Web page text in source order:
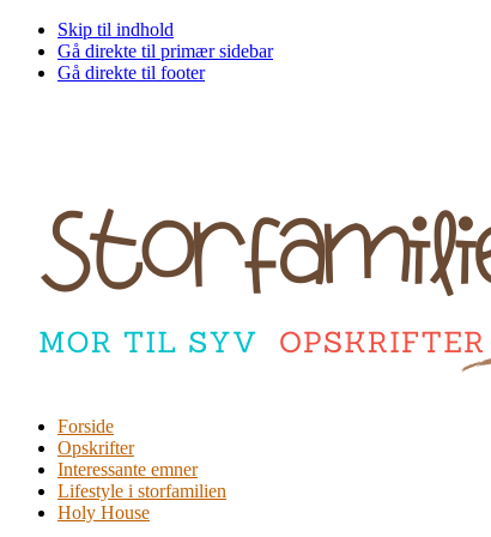
Skip til indhold
Gå direkte til primær sidebar
Gå direkte til footer
Forside
Opskrifter
Interessante emner
Lifestyle i storfamilien
Holy House